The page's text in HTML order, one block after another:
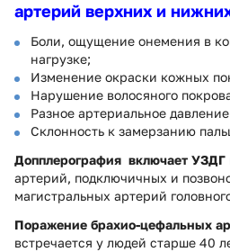
артерий верхних и
Боли, ощущение онемения в
нагрузке;
Изменение окраски кожных
Нарушение волосяного
Разное артериальное
Склонность к замерзанию
Допплерография включает УЗДГ
артерий, подключичных и
магистральных артерий
Поражение брахио-цефальных
встречается у людей старше 40